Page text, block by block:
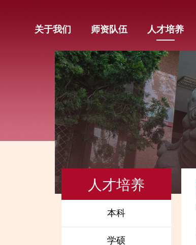
关于我们 师资队伍 人才培养
人才培养
本科
学硕